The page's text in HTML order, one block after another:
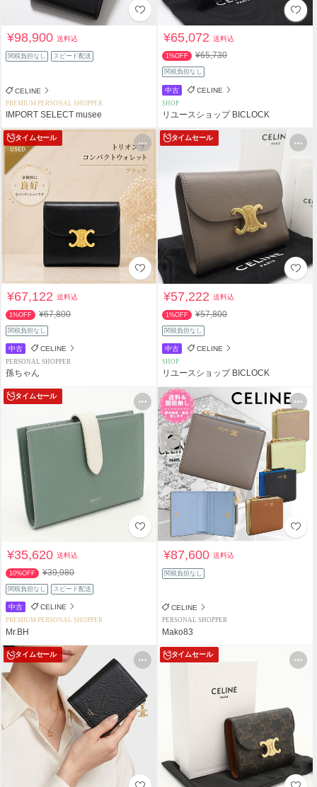
¥98,900送料込
関税負担なし スピード配送
CELINE
PREMIUM PERSONAL SHOPPER
IMPORT SELECT musee
¥65,072送料込
1%OFF ¥65,730
関税負担なし
中古 CELINE
SHOP
リユースショップ BICLOCK
タイムセール
¥67,122送料込
1%OFF ¥67,800
関税負担なし
中古 CELINE
PERSONAL SHOPPER
孫ちゃん
タイムセール
¥57,222送料込
1%OFF ¥57,800
関税負担なし
中古 CELINE
SHOP
リユースショップ BICLOCK
タイムセール
¥35,620送料込
10%OFF ¥39,980
関税負担なし スピード配送
中古 CELINE
PREMIUM PERSONAL SHOPPER
Mr.BH
¥87,600送料込
関税負担なし
CELINE
PERSONAL SHOPPER
Mako83
タイムセール タイムセール